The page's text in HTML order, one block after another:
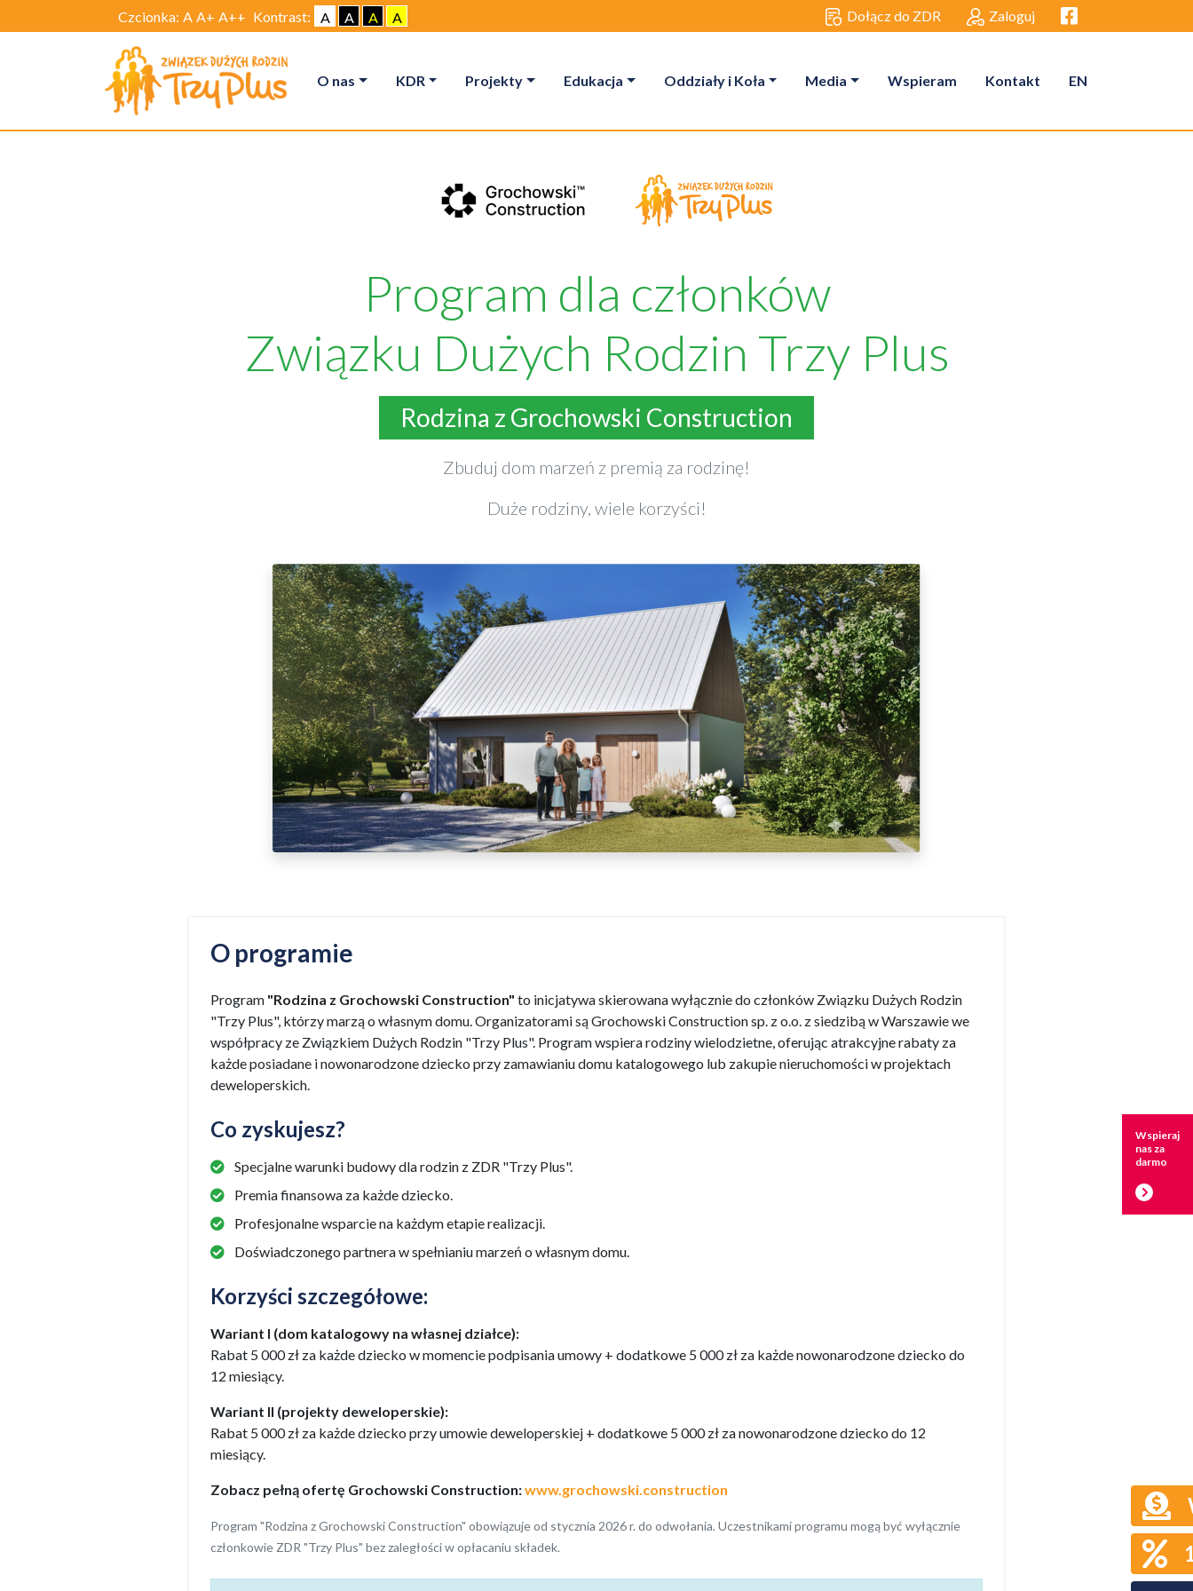
Czcionka: A A+ A++ Kontrast: A A A A Dołącz do ZDR Zaloguj Facebook link
O nas KDR Projekty Edukacja Oddziały i Koła Media Wspieram Kontakt EN
Program dla członków
Związku Dużych Rodzin Trzy Plus
Rodzina z Grochowski Construction
Zbuduj dom marzeń z premią za rodzinę!
Duże rodziny, wiele korzyści!
O programie
Program "Rodzina z Grochowski Construction" to inicjatywa skierowana wyłącznie do członków Związku Dużych Rodzin
"Trzy Plus", którzy marzą o własnym domu. Organizatorami są Grochowski Construction sp. z o.o. z siedzibą w Warszawie we
współpracy ze Związkiem Dużych Rodzin "Trzy Plus". Program wspiera rodziny wielodzietne, oferując atrakcyjne rabaty za
każde posiadane i nowonarodzone dziecko przy zamawianiu domu katalogowego lub zakupie nieruchomości w projektach
deweloperskich.
Co zyskujesz?
Specjalne warunki budowy dla rodzin z ZDR "Trzy Plus".
Premia finansowa za każde dziecko.
Profesjonalne wsparcie na każdym etapie realizacji.
Doświadczonego partnera w spełnianiu marzeń o własnym domu.
Korzyści szczegółowe:
Wariant I (dom katalogowy na własnej działce):
Rabat 5 000 zł za każde dziecko w momencie podpisania umowy + dodatkowe 5 000 zł za każde nowonarodzone dziecko do
12 miesiący.
Wariant II (projekty deweloperskie):
Rabat 5 000 zł za każde dziecko przy umowie deweloperskiej + dodatkowe 5 000 zł za nowonarodzone dziecko do 12
miesiący.
Zobacz pełną ofertę Grochowski Construction:www.grochowski.construction
Program "Rodzina z Grochowski Construction" obowiązuje od stycznia 2026 r. do odwołania. Uczestnikami programu mogą być wyłącznie
członkowie ZDR "Trzy Plus" bez zaległości w opłacaniu składek.
Wspieraj
nas za
darmo